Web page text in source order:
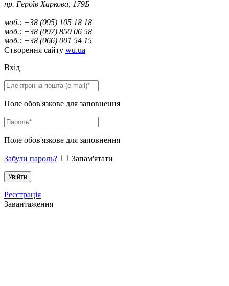
пр. Героїв Харкова, 179Б
моб.: +38 (095) 105 18 18
моб.: +38 (097) 850 06 58
моб.: +38 (066) 001 54 15
Створення сайту wu.ua
Вхід
Поле обов'язкове для заповнення
Поле обов'язкове для заповнення
Забули пароль? Запам'ятати
Реєстрація
Завантаження